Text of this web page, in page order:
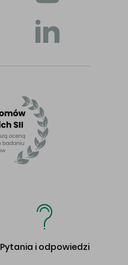
Pytania i odpowiedzi